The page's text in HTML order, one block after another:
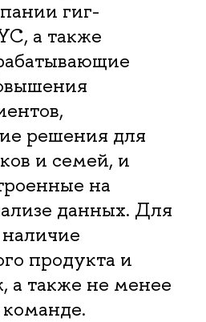
гиг-
а также
решения для
и семей, и
на
данных. Для
продукта и
а также не менее